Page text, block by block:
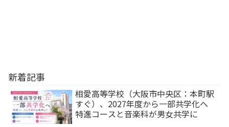
新着記事
相愛高等学校（大阪市中央区：本町駅
すぐ）、2027年度から一部共学化へ
特進コースと音楽科が男女共学に